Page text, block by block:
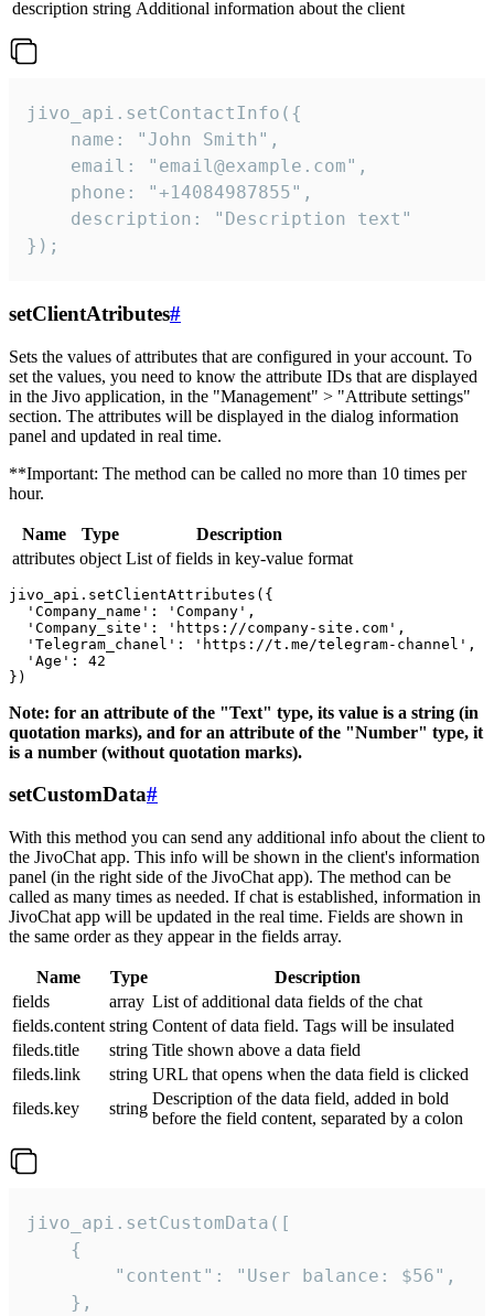
description string Additional information about the client
jivo_api.setContactInfo({
    name: "John Smith",
    email: "email@example.com",
    phone: "+14084987855",
    description: "Description text"
});
setClientAtributes#
Sets the values ​​of attributes that are configured in your account. To
set the values, you need to know the attribute IDs that are displayed
in the Jivo application, in the "Management" > "Attribute settings"
section. The attributes will be displayed in the dialog information
panel and updated in real time.
**Important: The method can be called no more than 10 times per
hour.
Name Type
Description
attributes object List of fields in key-value format
jivo_api.setClientAttributes({
  'Company_name': 'Company',
  'Company_site': 'https://company-site.com',
  'Telegram_chanel': 'https://t.me/telegram-channel',
  'Age': 42
Note: for an attribute of the "Text" type, its value is a string (in
quotation marks), and for an attribute of the "Number" type, it
is a number (without quotation marks).
setCustomData#
With this method you can send any additional info about the client to
the JivoChat app. This info will be shown in the client's information
panel (in the right side of the JivoChat app). The method can be
called as many times as needed. If chat is established, information in
JivoChat app will be updated in the real time. Fields are shown in
the same order as they appear in the fields array.
Name Type
Description
fields
array List of additional data fields of the chat
fields.content string Content of data field. Tags will be insulated
fileds.title
string Title shown above a data field
fileds.link
string URL that opens when the data field is clicked
fileds.key
string
Description of the data field, added in bold
before the field content, separated by a colon
jivo_api.setCustomData([
    {
        "content": "User balance: $56",
    },